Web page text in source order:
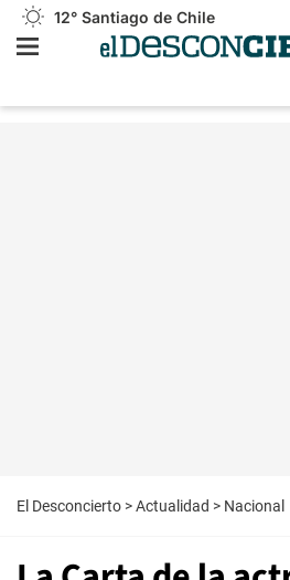
12° Santiago de Chile
El Desconcierto >Actualidad > Nacional